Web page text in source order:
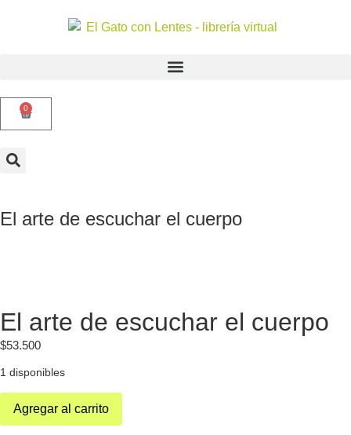
0
El arte de escuchar el cuerpo
El arte de escuchar el cuerpo
$53.500
1 disponibles
Agregar al carrito